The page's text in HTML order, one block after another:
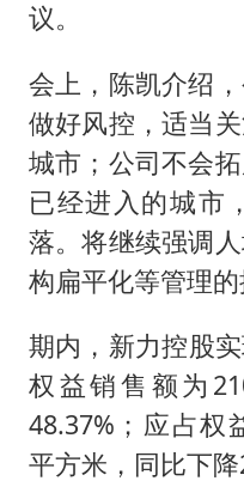
郑
网
议。
会上，陈凯介绍
做好风控，适当
城市；公司不会
已经进入的城市
落。将继续强调
构扁平化等管理的
期内，新力控股
权益销售额为
48.37%；应占权
平方米，同比下降